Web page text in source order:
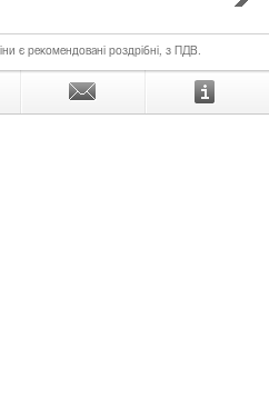
є рекомендовані роздрібні, з ПДВ.